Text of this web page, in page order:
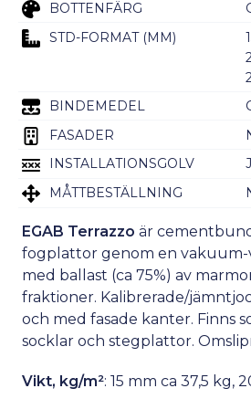
BOTTENFÄRG
STD-FORMAT (MM)
BINDEMEDEL
FASADER
INSTALLATIONSGOLV
MÅTTBESTÄLLNING
EGAB Terrazzo är
fogplattor genom en vakuum-
med ballast (ca 75%) av
fraktioner. Kalibrerade/
och med fasade kanter. Finns
socklar och stegplattor.
Vikt, kg/m²: 15 mm ca 37,5 kg,